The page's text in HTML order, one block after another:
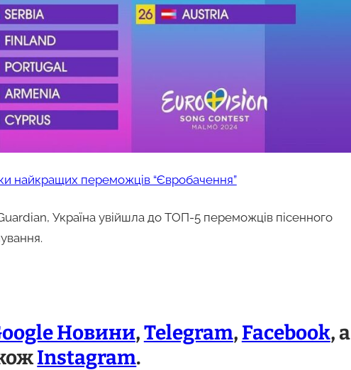
найкращих переможців “Євробачення”
Україна увійшла до ТОП-5 переможців пісенного
Новини,Telegram, Facebook, а
Instagram.